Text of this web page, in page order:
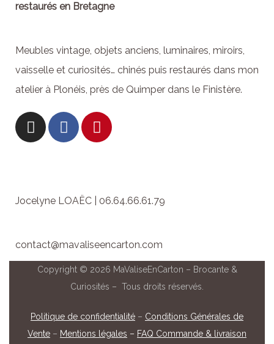
restaurés en Bretagne
Meubles vintage, objets anciens, luminaires, miroirs,
vaisselle et curiosités… chinés puis restaurés dans mon
atelier à Plonéis, près de Quimper dans le Finistère.
Jocelyne LOAËC | 06.64.66.61.79
contact@mavaliseencarton.com
Copyright © 2026 MaValiseEnCarton – Brocante &
Curiosités – Tous droits réservés.
Politique de confidentialité – Conditions Générales de
Vente – Mentions légales – FAQ Commande & livraison